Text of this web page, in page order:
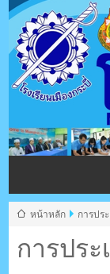
โร
ก
การปร
หน้าหลัก การปร